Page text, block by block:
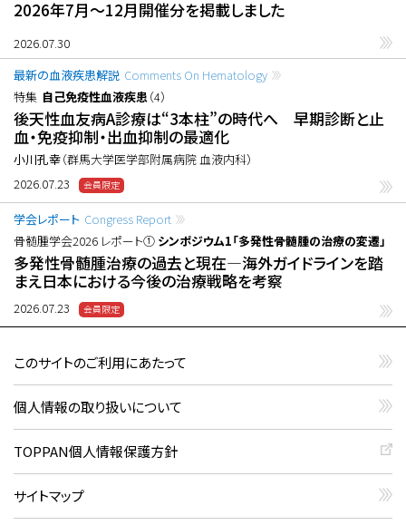
2026年7月〜12月開催分を掲載しました
2026.07.30
最新の血液疾患解説 Comments On Hematology
特集 自己免疫性血液疾患（4）
後天性血友病A診療は“3本柱”の時代へ 早期診断と止
血・免疫抑制・出血抑制の最適化
小川孔幸（群馬大学医学部附属病院 血液内科）
2026.07.23
学会レポート Congress Report
骨髄腫学会2026 レポート① シンポジウム1「多発性骨髄腫の治療の変遷」
多発性骨髄腫治療の過去と現在―海外ガイドラインを踏
まえ日本における今後の治療戦略を考察
2026.07.23
このサイトのご利用にあたって
個人情報の取り扱いについて
TOPPAN個人情報保護方針
サイトマップ